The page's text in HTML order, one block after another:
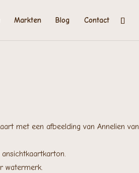
Markten Blog Contact
met een afbeelding van Annelien van
watermerk.